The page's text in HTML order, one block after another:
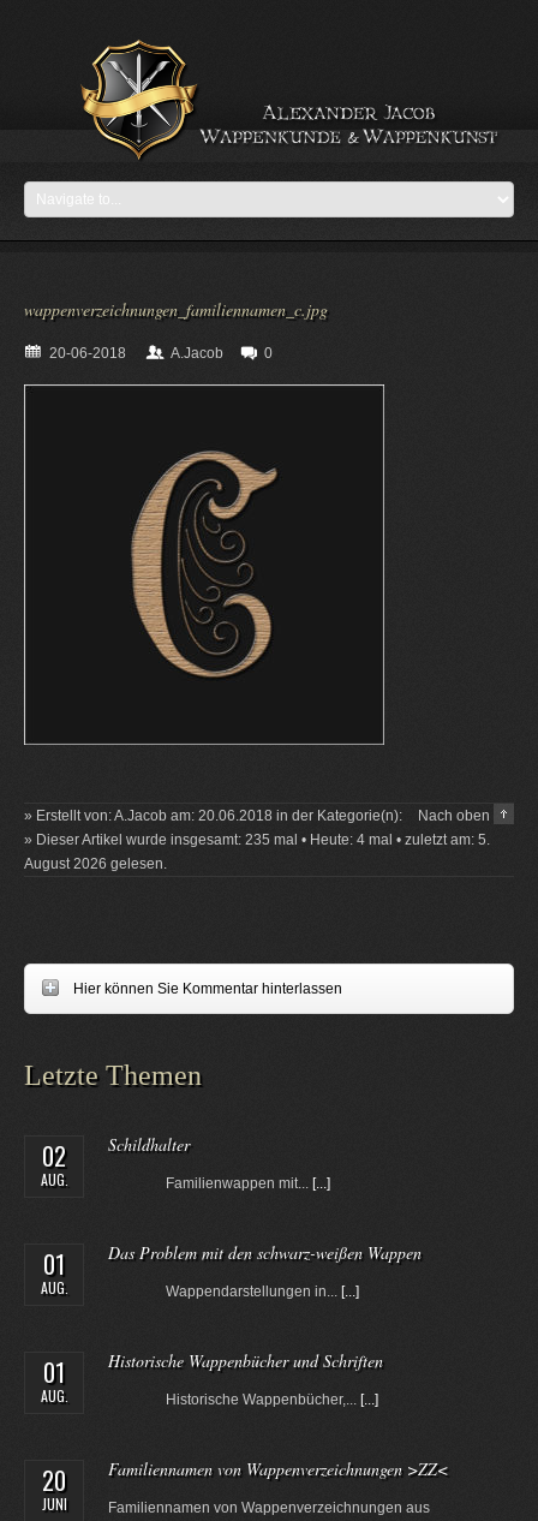
wappenverzeichnungen_familiennamen_c.jpg
20-06-2018 A.Jacob 0
Nach oben
» Erstellt von: A.Jacob am: 20.06.2018 in der Kategorie(n):
» Dieser Artikel wurde insgesamt: 235 mal • Heute: 4 mal • zuletzt am: 5.
August 2026 gelesen.
Hier können Sie Kommentar hinterlassen
Letzte Themen
02
AUG.
Schildhalter
Familienwappen mit... [...]
01
AUG.
Das Problem mit den schwarz-weißen Wappen
Wappendarstellungen in... [...]
01
AUG.
Historische Wappenbücher und Schriften
Historische Wappenbücher,... [...]
20
JUNI
Familiennamen von Wappenverzeichnungen >ZZ<
Familiennamen von Wappenverzeichnungen aus